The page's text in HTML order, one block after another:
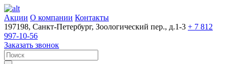
Акции О компании Контакты
197198, Санкт-Петербург, Зоологический пер., д.1-3 + 7 812
997-10-56
Заказать звонок